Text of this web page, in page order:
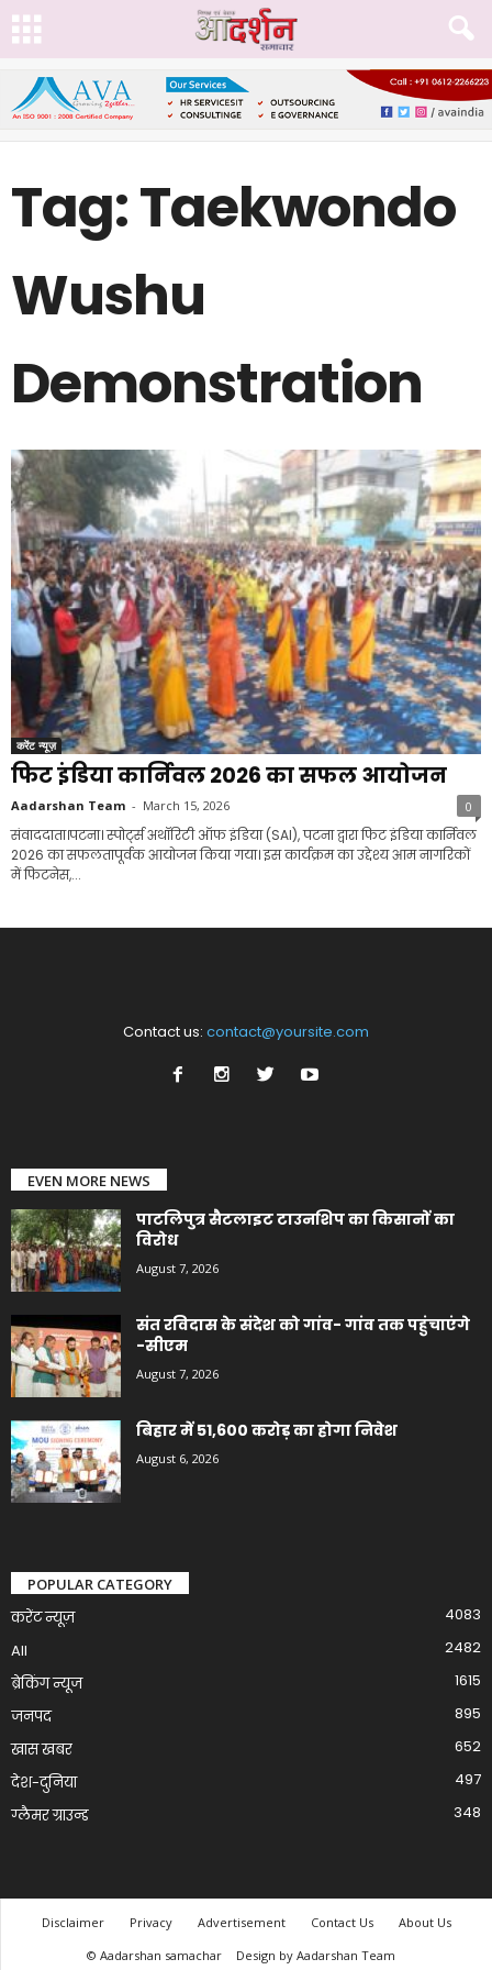
Tag: Taekwondo
Wushu
Demonstration
करेंट न्यूज़
फिट इंडिया कार्निवल 2026 का सफल आयोजन
Aadarshan Team - March 15, 2026 0
संवाददाता।पटना। स्पोर्ट्स अथॉरिटी ऑफ इंडिया (SAI), पटना द्वारा फिट इंडिया कार्निवल
2026 का सफलतापूर्वक आयोजन किया गया। इस कार्यक्रम का उद्देश्य आम नागरिकों
में फिटनेस,...
Contact us: contact@yoursite.com
EVEN MORE NEWS
पाटलिपुत्र सैटलाइट टाउनशिप का किसानों का
विरोध
August 7, 2026
संत रविदास के संदेश को गांव- गांव तक पहुंचाएंगे
-सीएम
August 7, 2026
बिहार में 51,600 करोड़ का होगा निवेश
August 6, 2026
POPULAR CATEGORY
करेंट न्यूज़
4083
All
2482
ब्रेकिंग न्यूज
1615
जनपद
895
खास खबर
652
देश-दुनिया
497
ग्लैमर ग्राउन्ड
348
Disclaimer Privacy Advertisement Contact Us
About Us
© Aadarshan samachar
Design by Aadarshan Team